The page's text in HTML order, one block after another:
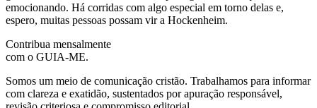
emocionando. Há corridas com algo especial em torno delas e,
espero, muitas pessoas possam vir a Hockenheim.
Contribua mensalmente
com o GUIA-ME.
Somos um meio de comunicação cristão. Trabalhamos para informar
com clareza e exatidão, sustentados por apuração responsável,